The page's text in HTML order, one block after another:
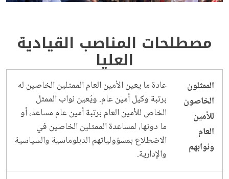
مصطلحات المناصب القيادية
العليا
الممثلون
الخاصون
للأمين
العام
ونوابهم
عادة ما يعين الأمين العام الممثلين الخاصين له
برتبة وكيل أمين عام. ويُعين نواب الممثل
الخاص للأمين العام برتبة أمين عام مساعد، أو
ما دونها، لمساعدة الممثلين الخاصين في
الاضطلاع بمسؤولياتهم الدبلوماسية والسياسية
والإدارية.